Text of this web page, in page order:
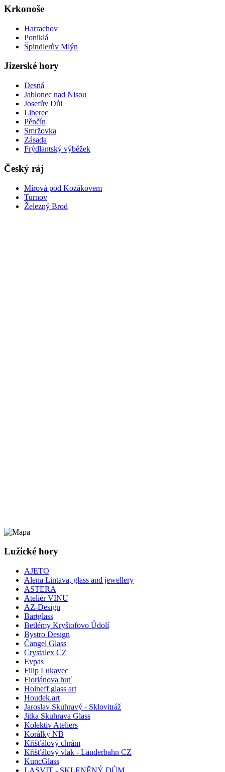
Krkonoše
Harrachov
Poniklá
Špindlerův Mlýn
Jizerské hory
Desná
Jablonec nad Nisou
Josefův Důl
Liberec
Pěnčín
Smržovka
Zásada
Frýdlantský výběžek
Český ráj
Mírová pod Kozákovem
Turnov
Železný Brod
Lužické hory
AJETO
Alena Lintava, glass and jewellery
ASTERA
Ateliér VINU
AZ-Design
Bartglass
Betlémy Kryštofovo Údolí
Bystro Design
Čangel Glass
Crystalex CZ
Evpas
Filip Lukavec
Floriánova huť
Hoineff glass art
Houdek.art
Jaroslav Skuhravý - Sklovitráž
Jitka Skuhrava Glass
Kolektiv Ateliers
Korálky NB
Křišťálový chrám
Křišťálový vlak - Länderbahn CZ
KuncGlass
LASVIT - SKLENĚNÝ DŮM